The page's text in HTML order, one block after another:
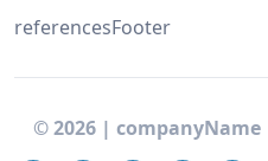
referencesFooter
©2026 | companyName